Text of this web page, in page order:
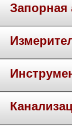
Запорная